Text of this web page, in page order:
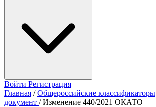
Войти Регистрация
Главная / Общероссийские классификаторы
документ / Изменение 440/2021 ОКАТО